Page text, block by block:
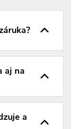
aj na
a